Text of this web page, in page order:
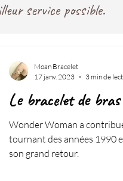
service possible.
Le bracelet de
Wonder Woman a contribué à établir le
tournant des années 1990
son grand retour.
Moan Bracelet
17 janv. 2023
3 min de